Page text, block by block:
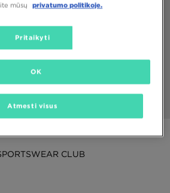
CLUB
mūsų
privatumo politikoje.
Pritaikyti
Atmesti visus
OK